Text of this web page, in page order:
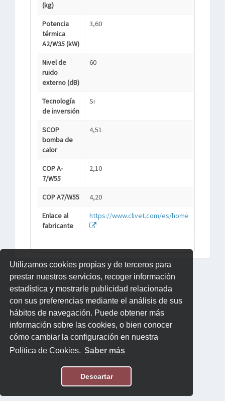
Utilizamos cookies propias y de terceros para
prestar nuestros servicios, recoger información
estadística y mostrarle publicidad relacionada
con sus preferencias mediante el análisis de sus
hábitos de navegación. Puede obtener más
información sobre las cookies, o bien conocer
cómo cambiar la configuración en nuestra
Política de Cookies. Saber más
Descartar
(kg)
Potencia
térmica
A2/W35 (kW)
3,60
Nivel de
ruido
externo (dB)
60
Tecnología
de inversión
Si
SCOP
bomba de
calor
4,51
COP A-
7/W55
2,10
COP A7/W55 4,20
Enlace al
fabricante
https://www.clivet.com/es/home